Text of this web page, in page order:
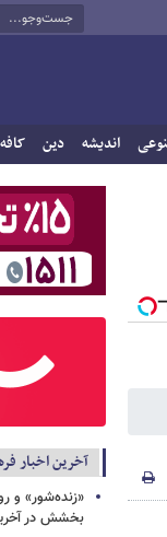
اندیشه دین
آخرین اخبار
«زنده‌شور» و
بخشش در